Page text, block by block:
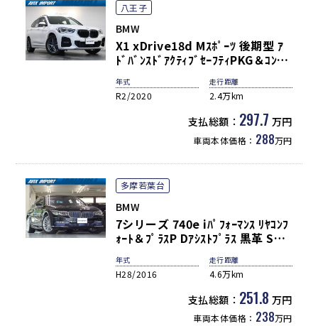
八王子
BMW
X1 xDrive18d Mｽﾎﾟｰﾂ 後期型 ｱ
ﾄﾞﾊﾞﾝｽﾄﾞｱｸﾃｨﾌﾞｾｰﾌﾃｨPKG＆ｺﾝﾌｫ
ｰﾄPKG 黒半革 10.25ｲﾝﾁﾃﾞｨｽﾌﾟﾚｲ
純正HDDﾅﾋﾞ Bｶﾒﾗ＆PDC Dｱｼｽﾄ
ﾌﾟﾗｽ ACC LEDﾗｲﾄ ｺﾝﾌｫｰﾄｱｸｾｽ ﾌｯ
ﾄﾄﾗﾝｸ 社外18AW 禁煙
年式
R2/2020
走行距離
2.4万km
支払総額： 297.7 万円
車両本体価格： 288万円
多摩若葉台
BMW
7シリーズ 740e iﾊﾟﾌｫｰﾏﾝｽ ﾘﾔｺﾝﾌ
ｫｰﾄ＆ﾌﾟﾗｽP Dｱｼｽﾄﾌﾟﾗｽ 黒革 SR
Rｴﾝﾀ ﾊｰﾏﾝｶｰﾄﾞﾝ HUD 前後席Sﾋｰﾀ
ｰ&ﾍﾞﾝﾁﾚｰｼｮﾝ 前席ﾏｯｻｰｼﾞ LEDﾗｲﾄ
自動ﾄﾗﾝｸ Pｱｼｽﾄ ﾊｲﾋﾞｰﾑｱｼｽﾄ ACC
LCW ｵｰﾄｽﾀｰﾄ/ｽﾄｯﾌﾟ OP19AW 禁
年式
H28/2016
走行距離
4.6万km
支払総額： 251.8 万円
車両本体価格： 238万円